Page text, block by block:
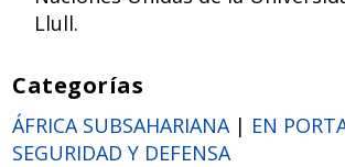
Llull.
Categorías
ÁFRICA SUBSAHARIANA | EN
SEGURIDAD Y DEFENSA